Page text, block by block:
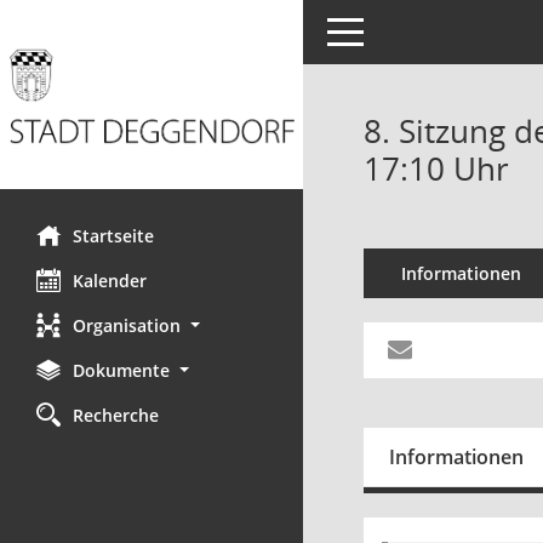
Startseite
Kalender
Organisation
Dokumente
Recherche
Toggle navigation
8. Sitzung
17:10 Uhr
Informationen
Informationen